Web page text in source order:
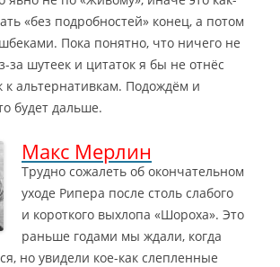
«без подробностей» конец, а потом
Пока понятно, что ничего не
за шутеек и цитаток я бы не отнёс
альтернативкам. Подождём и
будет дальше.
Макс Мерлин
Трудно сожалеть об окончательном
уходе Рипера после столь слабого
и короткого выхлопа «Шороха». Это
раньше годами мы ждали, когда
но увидели кое-как слепленные